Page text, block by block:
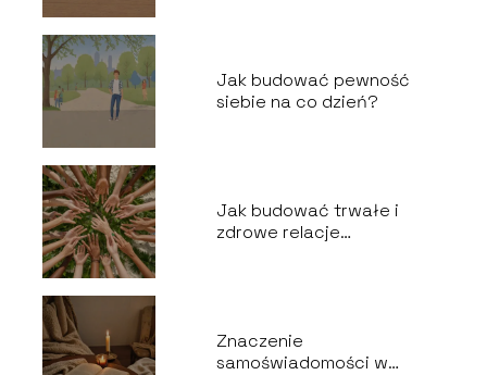
Jak budować pewność
siebie na co dzień?
Jak budować trwałe i
zdrowe relacje
Znaczenie
samoświadomości w